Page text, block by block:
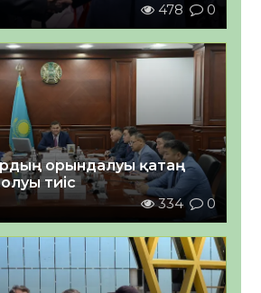
478 0
орындалуы қатаң
тиіс
334 0